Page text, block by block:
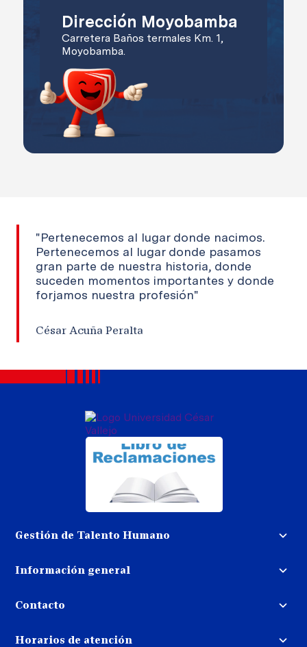
Dirección Moyobamba
Carretera Baños termales Km. 1,
Moyobamba.
"Pertenecemos al lugar donde nacimos.
Pertenecemos al lugar donde pasamos
gran parte de nuestra historia, donde
suceden momentos importantes y donde
forjamos nuestra profesión"
César Acuña Peralta
Gestión de Talento Humano
Trabaja con nosotros
Información general
dinero
Libro de reclamaciones
Contacto
llamando al:
Horarios de atención